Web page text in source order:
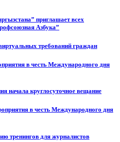
приглашает всех
Азбука”
требований граждан
в честь Международного дня
начала круглосуточное вещание
в честь Международного дня
тренингов для журналистов